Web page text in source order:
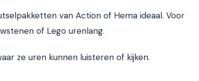
van Action of Hema ideaal. Voor
of Lego urenlang.
ze uren kunnen luisteren of kijken.